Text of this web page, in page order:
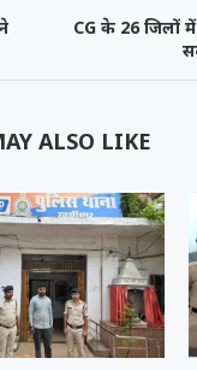
CG के 26 जिलों
ALSO LIKE